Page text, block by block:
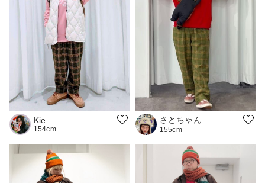
Kie
154cm
さとちゃん
155cm